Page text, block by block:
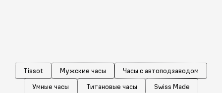
Tissot Мужские часы
Часы с автоподзаводом
Умные часы
Титановые часы
Swiss Made